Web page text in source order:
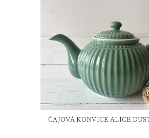
ČAJOVÁ KONVICE ALICE